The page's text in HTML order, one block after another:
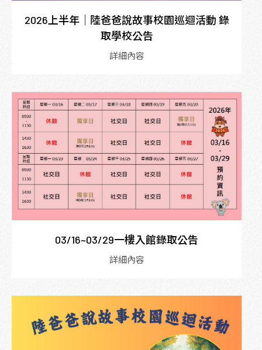
2026上半年｜陸爸爸說故事校園巡迴活動 錄
取學校公告
詳細內容
03/16~03/29一樓入館錄取公告
詳細內容